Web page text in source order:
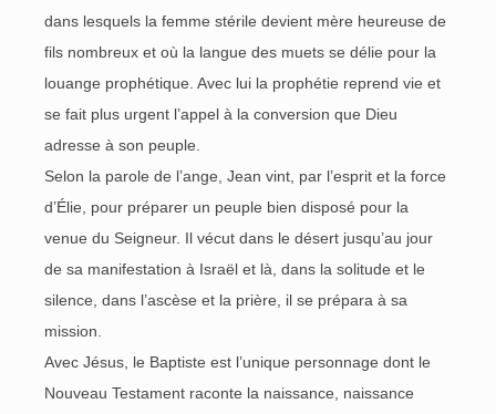
dans lesquels la femme stérile devient mère heureuse de
fils nombreux et où la langue des muets se délie pour la
louange prophétique. Avec lui la prophétie reprend vie et
se fait plus urgent l’appel à la conversion que Dieu
adresse à son peuple.
Selon la parole de l’ange, Jean vint, par l’esprit et la force
d’Élie, pour préparer un peuple bien disposé pour la
venue du Seigneur. Il vécut dans le désert jusqu’au jour
de sa manifestation à Israël et là, dans la solitude et le
silence, dans l’ascèse et la prière, il se prépara à sa
mission.
Avec Jésus, le Baptiste est l’unique personnage dont le
Nouveau Testament raconte la naissance, naissance